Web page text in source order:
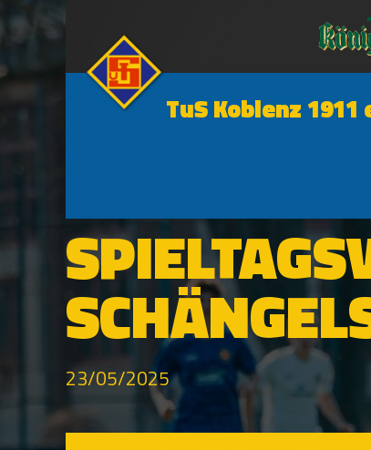
TuS Koblenz 1911
23/05/2025